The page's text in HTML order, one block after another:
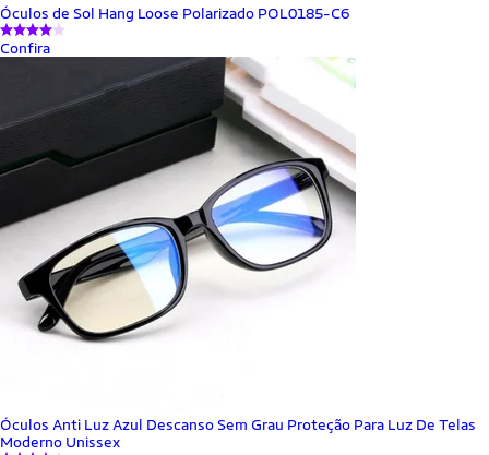
Óculos de Sol Hang Loose Polarizado POL0185-C6
Confira
Óculos Anti Luz Azul Descanso Sem Grau Proteção Para Luz De Telas
Moderno Unissex